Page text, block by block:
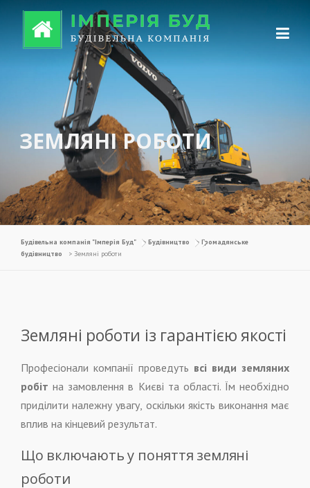
Перейти до вмісту
ЗЕМЛЯНІ РОБОТИ
Будівельна компанія "Імперія Буд" > Будівництво > Громадянське
будівництво
> Земляні роботи
Земляні роботи із гарантією якості
Професіонали компанії проведуть всі види земляних
робіт на замовлення в Києві та області. Їм необхідно
приділити належну увагу, оскільки якість виконання має
вплив на кінцевий результат.
Що включають у поняття земляні
роботи